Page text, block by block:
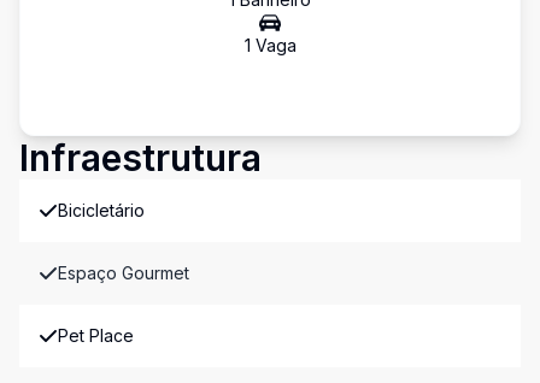
1 Vaga
Infraestrutura
Bicicletário
Espaço Gourmet
Pet Place